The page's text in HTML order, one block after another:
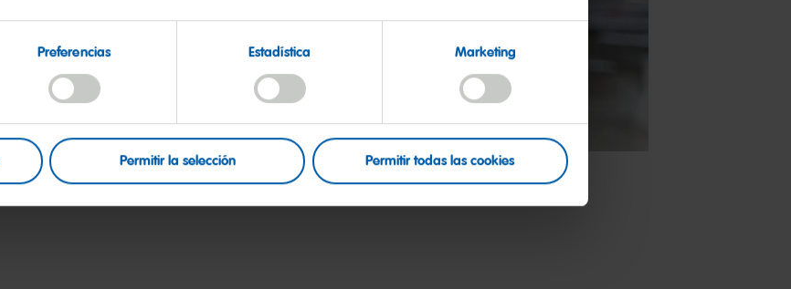
Preferencias Estadística Marketing
Permitir la selección Permitir todas las cookies
volver a los temas